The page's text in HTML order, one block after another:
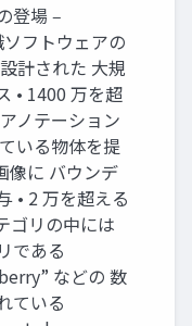
登場 ‒
フトウェアの
計された ⼤規
• 1400 万を超
ノテーション
いる物体を提
像に バウンデ
• 2 万を超える
ゴリの中には
である
などの 数
ている